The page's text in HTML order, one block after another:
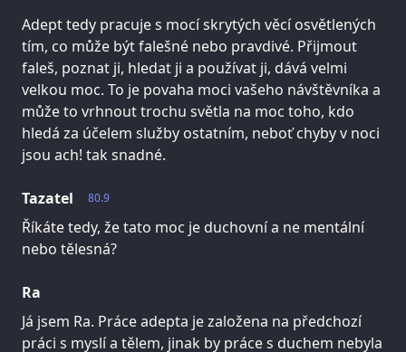
Adept tedy pracuje s mocí skrytých věcí osvětlených
tím, co může být falešné nebo pravdivé. Přijmout
faleš, poznat ji, hledat ji a používat ji, dává velmi
velkou moc. To je povaha moci vašeho návštěvníka a
může to vrhnout trochu světla na moc toho, kdo
hledá za účelem služby ostatním, neboť chyby v noci
jsou ach! tak snadné.
80.9
Tazatel
Říkáte tedy, že tato moc je duchovní a ne mentální
nebo tělesná?
Ra
Já jsem Ra. Práce adepta je založena na předchozí
práci s myslí a tělem, jinak by práce s duchem nebyla